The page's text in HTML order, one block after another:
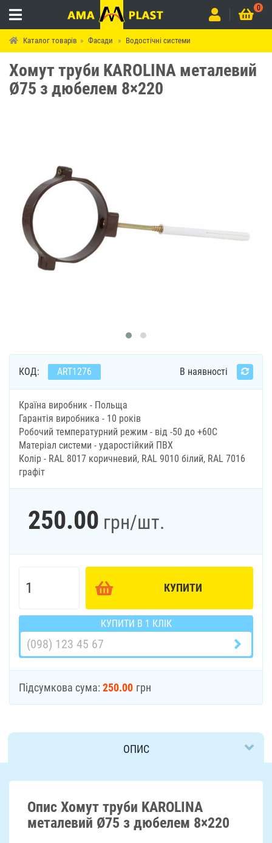
0
Каталог товарів Фасади Водостічні системи
Хомут труби KAROLINA металевий
Ø75 з дюбелем 8×220
КОД: ART1276 В наявності
Країна виробник - Польща
Гарантія виробника - 10 років
Робочий температурний режим - від -50 до +60С
Матеріал системи - ударостійкий ПВХ
Колір - RAL 8017 коричневий, RAL 9010 білий, RAL 7016
графіт
250.00 грн/шт.
КУПИТИ
КУПИТИ В 1 КЛІК
Підсумкова сума: 250.00 грн
ОПИС
ДОСТАВКА
Опис Хомут труби KAROLINA
металевий Ø75 з дюбелем 8×220